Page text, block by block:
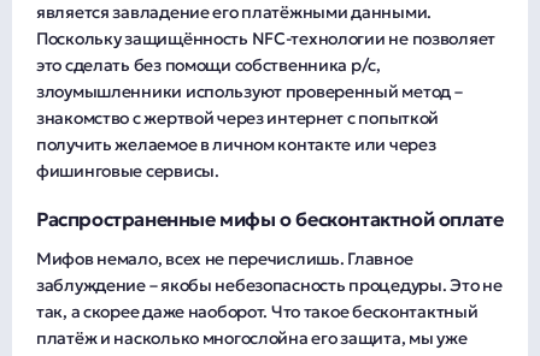
является завладение его платёжными данными.
Поскольку защищённость NFC-технологии не позволяет
это сделать без помощи собственника р/с,
злоумышленники используют проверенный метод –
знакомство с жертвой через интернет с попыткой
получить желаемое в личном контакте или через
фишинговые сервисы.
Распространенные мифы о бесконтактной оплате
Мифов немало, всех не перечислишь. Главное
заблуждение – якобы небезопасность процедуры. Это не
так, а скорее даже наоборот. Что такое бесконтактный
платёж и насколько многослойна его защита, мы уже